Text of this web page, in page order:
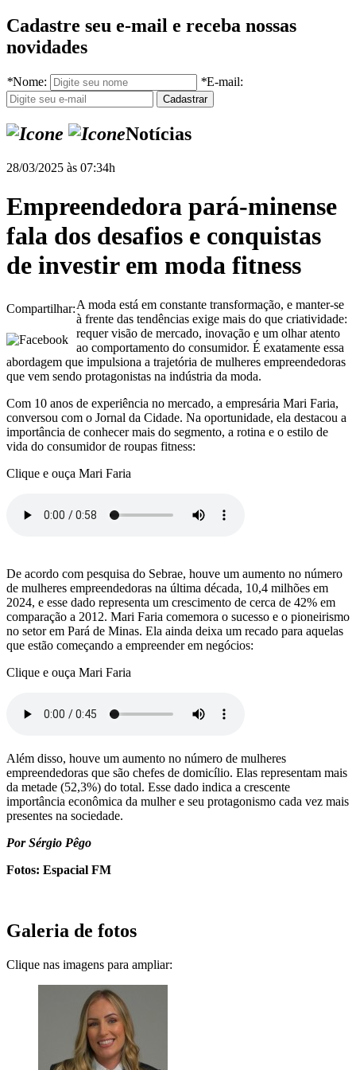
Cadastre seu e-mail e receba nossas
novidades
*Nome: *E-mail:
Notícias
28/03/2025 às 07:34h
Empreendedora pará-minense
fala dos desafios e conquistas
de investir em moda fitness
Compartilhar:A moda está em constante transformação, e manter-se
à frente das tendências exige mais do que criatividade:
requer visão de mercado, inovação e um olhar atento
ao comportamento do consumidor. É exatamente essa
abordagem que impulsiona a trajetória de mulheres empreendedoras
que vem sendo protagonistas na indústria da moda.
Com 10 anos de experiência no mercado, a empresária Mari Faria,
conversou com o Jornal da Cidade. Na oportunidade, ela destacou a
importância de conhecer mais do segmento, a rotina e o estilo de
vida do consumidor de roupas fitness:
Clique e ouça Mari Faria
De acordo com pesquisa do Sebrae, houve um aumento no número
de mulheres empreendedoras na última década, 10,4 milhões em
2024, e esse dado representa um crescimento de cerca de 42% em
comparação a 2012. Mari Faria comemora o sucesso e o pioneirismo
no setor em Pará de Minas. Ela ainda deixa um recado para aquelas
que estão começando a empreender em negócios:
Clique e ouça Mari Faria
Além disso, houve um aumento no número de mulheres
empreendedoras que são chefes de domicílio. Elas representam mais
da metade (52,3%) do total. Esse dado indica a crescente
importância econômica da mulher e seu protagonismo cada vez mais
presentes na sociedade.
Por Sérgio Pêgo
Fotos: Espacial FM
Galeria de fotos
Clique nas imagens para ampliar: